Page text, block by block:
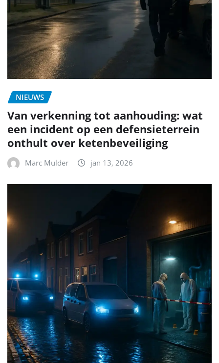
NIEUWS
Van verkenning tot aanhouding: wat
een incident op een defensieterrein
onthult over ketenbeveiliging
Marc Mulder jan 13, 2026